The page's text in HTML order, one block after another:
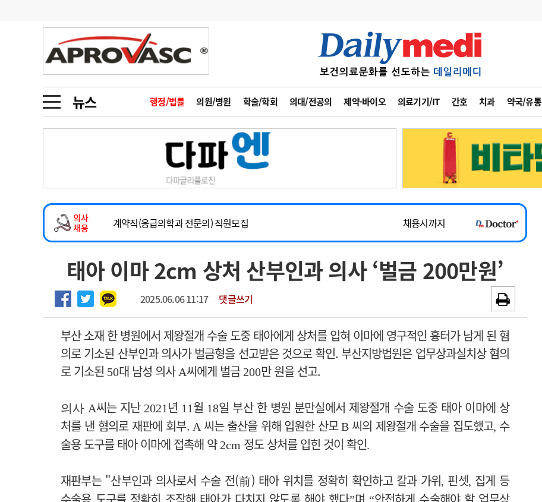
뉴스 행정/법률 의원/병원 학술/학회 의대/전공의 제약·바이오 의료기기/IT 간호 치과 약국/유통
금주의 검색어
1
의사인력 수급 추계
2
성분명 처방
3
AI의료
4
전공의 모집 결과
6
관리급여 실시
지필공 지원책
수련환경 개선
의과대학 입시
메디인포 인사 사고
오피니언 칼럼 수첩
인물 초대석 피플
동영상뉴스
포토뉴스
메디 Hospital 지역병원 중소병원
인포메이션 행정처분 판례 정책/통계 공시
고객센터 회사소개 법적고지 광고안내
의사
채용
2026년 하반기 인턴 모집
~2026-08-31
마취통증의학과 임기제 임상의사 채용
채용시까지
계약직(응급의학과 전문의) 직원모집
채용시까지
하반기 전공의(레지던트1년차) 모집
~2026-08-15
2026년 하반기 인턴 모집
~2026-08-31
마취통증의학과 임기제 임상의사 채용
태아 이마 2cm 상처 산부인과 의사 ‘벌금 200만원’
2025.06.06 11:17 댓글쓰기
부산 소재 한 병원에서 제왕절개 수술 도중 태아에게 상처를 입혀 이마에 영구적인 흉터가 남게 된 혐
의로 기소된 산부인과 의사가 벌금형을 선고받은 것으로 확인. 부산지방법원은 업무상과실치상 혐의
로 기소된 50대 남성 의사 A씨에게 벌금 200만 원을 선고.
의사 A씨는 지난2021 년 11월 18일 부산 한 병원 분만실에서 제왕절개 수술 도중 태아 이마에 상
처를 낸 혐의로 재판에 회부.A 씨는 출산을 위해 입원한 산모B 씨의 제왕절개 수술을 집도했고, 수
술용 도구를 태아 이마에 접촉해 약 2cm 정도 상처를 입힌 것이 확인.
재판부는 "산부인과 의사로서 수술 전(前) 태아 위치를 정확히 확인하고 칼과 가위, 핀셋, 집게 등